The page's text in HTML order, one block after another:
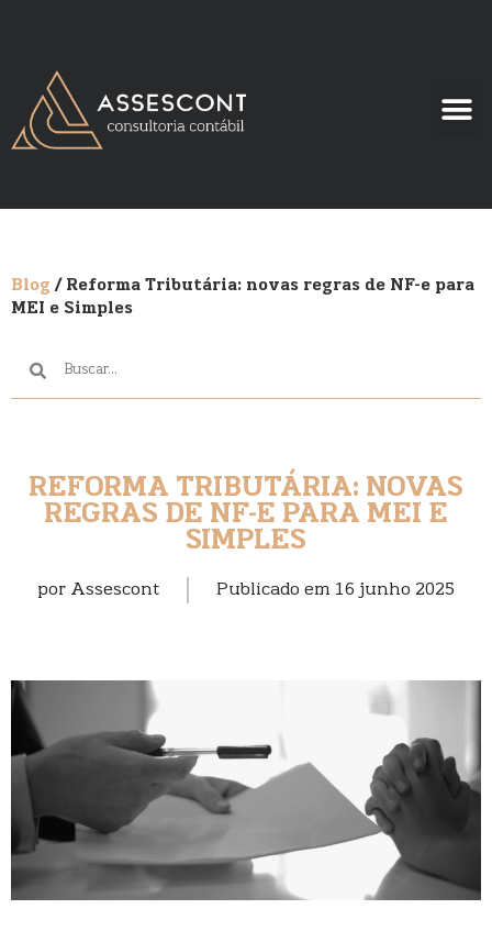
Blog/ Reforma Tributária: novas regras de NF-e para
MEI e Simples
REFORMA TRIBUTÁRIA: NOVAS
REGRAS DE NF-E PARA MEI E
SIMPLES
por Assescont Publicado em 16 junho 2025